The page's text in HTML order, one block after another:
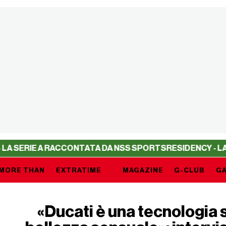
RACCONTATA DA NSS SPORTSRESIDENCY - LA SERIE
EXTRATIME
THAN MAGAZINE G-CLUB
«Ducati è una tecnologia